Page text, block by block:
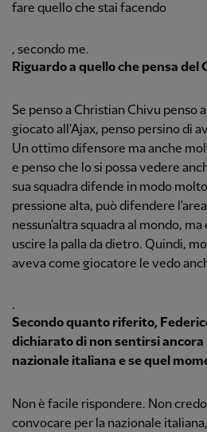
fare quello che stai facendo
, secondo me.
Riguardo a quello che pensa del
Se penso a Christian Chivu penso
giocato all'Ajax, penso persino di
Un ottimo difensore ma anche
e penso che lo si possa vedere
sua squadra difende in modo
pressione alta, può difendere
nessun'altra squadra al mondo,
uscire la palla da dietro. Quindi,
aveva come giocatore le vedo
.
Secondo quanto riferito,
dichiarato di non sentirsi
nazionale italiana e se quel
Non è facile rispondere. Non
convocare per la nazionale